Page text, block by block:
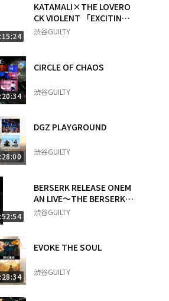
KATAMALI×THE LOVERO
CK VIOLENT 「EXCITING S
ummer Clash!! 」 鳴らし続
渋谷GUILTY
CIRCLE OF CHAOS
渋谷GUILTY
DGZ PLAYGROUND
渋谷GUILTY
BERSERK RELEASE ONEM
AN LIVE～THE BERSERKER
～
渋谷GUILTY
EVOKE THE SOUL
渋谷GUILTY